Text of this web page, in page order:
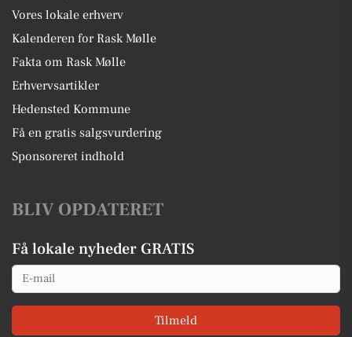
Vores lokale erhverv
Kalenderen for Rask Mølle
Fakta om Rask Mølle
Erhvervsartikler
Hedensted Kommune
Få en gratis salgsvurdering
Sponsoreret indhold
BLIV OPDATERET
Få lokale nyheder GRATIS
Email
Tilmeld